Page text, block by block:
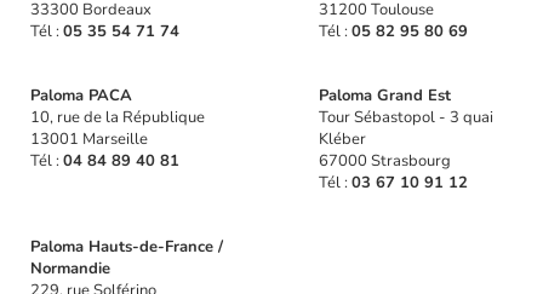
33300 Bordeaux
Tél : 05 35 54 71 74
31200 Toulouse
Tél : 05 82 95 80 69
Paloma PACA
10, rue de la République
13001 Marseille
Tél : 04 84 89 40 81
Paloma Grand Est
Tour Sébastopol - 3 quai
Kléber
67000 Strasbourg
Tél : 03 67 10 91 12
Paloma Hauts-de-France /
Normandie